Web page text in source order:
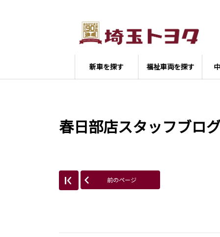
新車を探す 福祉車両を探す
春日部店スタッフブロ
前のページ